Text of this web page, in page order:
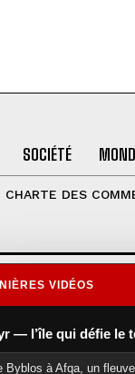
SOCIÉTÉ
CHARTE DES
NOUS SUIVRE
VIDÉOS
— l’île qui défie le
Byblos à Afqa, un